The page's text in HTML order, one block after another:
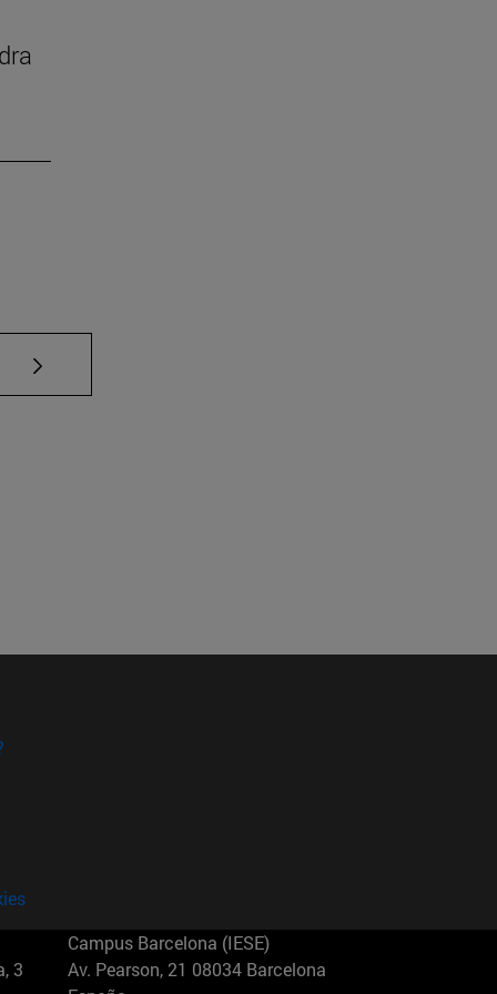
TAB para desplazarse.
3
Campus Barcelona (IESE)
Av. Pearson, 21 08034 Barcelona